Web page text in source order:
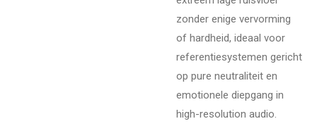
zonder enige vervorming
of hardheid, ideaal voor
referentiesystemen gericht
op pure neutraliteit en
emotionele diepgang in
high-resolution audio.